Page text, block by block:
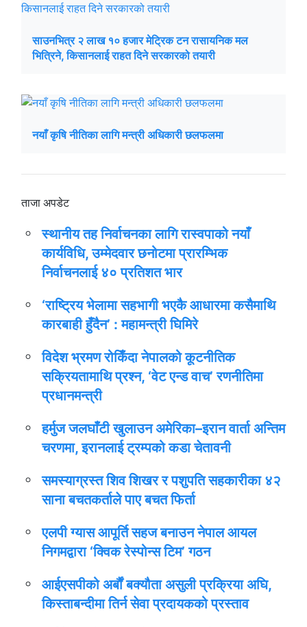
साउनभित्र २ लाख १० हजार मेट्रिक टन रासायनिक मल
भित्रिने, किसानलाई राहत दिने सरकारको तयारी
नयाँ कृषि नीतिका लागि मन्त्री अधिकारी छलफलमा
ताजा अपडेट
स्थानीय तह निर्वाचनका लागि रास्वपाको नयाँ
कार्यविधि, उम्मेदवार छनोटमा प्रारम्भिक
निर्वाचनलाई ४० प्रतिशत भार
‘राष्ट्रिय भेलामा सहभागी भएकै आधारमा कसैमाथि
कारबाही हुँदैन’ : महामन्त्री घिमिरे
विदेश भ्रमण रोकिँदा नेपालको कूटनीतिक
सक्रियतामाथि प्रश्न, ‘वेट एन्ड वाच’ रणनीतिमा
प्रधानमन्त्री
हर्मुज जलघाँटी खुलाउन अमेरिका–इरान वार्ता अन्तिम
चरणमा, इरानलाई ट्रम्पको कडा चेतावनी
समस्याग्रस्त शिव शिखर र पशुपति सहकारीका ४२
साना बचतकर्ताले पाए बचत फिर्ता
एलपी ग्यास आपूर्ति सहज बनाउन नेपाल आयल
निगमद्वारा ‘क्विक रेस्पोन्स टिम’ गठन
आईएसपीको अर्बौं बक्यौता असुली प्रक्रिया अघि,
किस्ताबन्दीमा तिर्न सेवा प्रदायकको प्रस्ताव